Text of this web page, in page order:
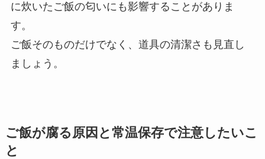
に炊いたご飯の匂いにも影響することがありま
す。
ご飯そのものだけでなく、道具の清潔さも見直し
ましょう。
ご飯が腐る原因と常温保存で注意したいこ
と